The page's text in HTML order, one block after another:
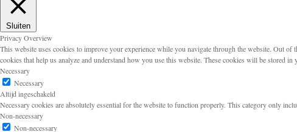
Sluiten
Privacy Overview
This website uses cookies to improve your experience while you navigate through the website. Out
cookies that help us analyze and understand how you use this website. These cookies will be stored
Necessary
Necessary
Altijd ingeschakeld
Necessary cookies are absolutely essential for the website to function properly. This category only
Non-necessary
Non-necessary